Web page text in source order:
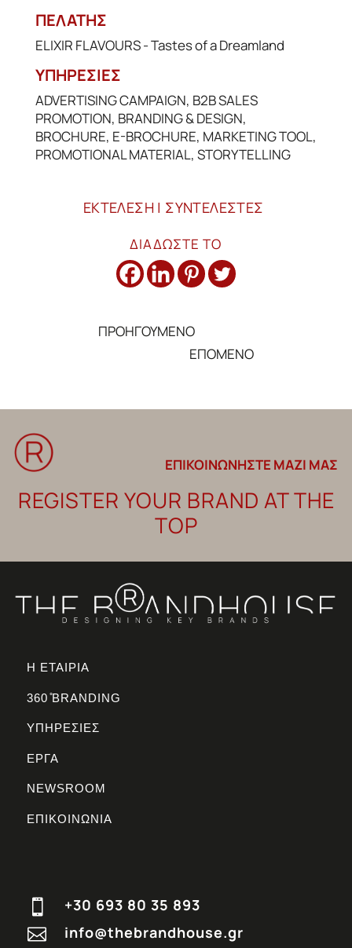
ΠΕΛΑΤΗΣ
ELIXIR FLAVOURS - Tastes of a Dreamland
ΥΠΗΡΕΣΙΕΣ
ADVERTISING CAMPAIGN, B2B SALES
PROMOTION, BRANDING & DESIGN,
BROCHURE, E-BROCHURE, MARKETING TOOL,
PROMOTIONAL MATERIAL, STORYTELLING
ΕΚΤΕΛΕΣΗ | ΣΥΝΤΕΛΕΣΤΕΣ
ΔΙΑΔΩΣΤΕ ΤΟ
ΠΡΟΗΓΟΥΜΕΝΟ
ΕΠΟΜΕΝΟ
ΕΠΙΚΟΙΝΩΝΗΣΤΕ ΜΑΖΙ ΜΑΣ
REGISTER YOUR BRAND AT THE
TOP
Η ΕΤΑΙΡΙΑ
360 ̊BRANDING
ΥΠΗΡΕΣΙΕΣ
ΕΡΓΑ
NEWSROOM
ΕΠΙΚΟΙΝΩΝΙΑ
 +30 693 80 35 893
 info@thebrandhouse.gr